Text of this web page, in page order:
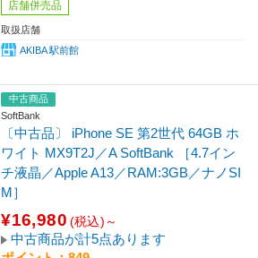
店舗併売品
取扱店舗
AKIBA 駅前館
中古商品
SoftBank
〔中古品〕 iPhone SE 第2世代 64GB ホ
ワイト MX9T2J／A SoftBank ［4.7イン
チ液晶／Apple A13／RAM:3GB／ナノSI
M］
¥16,980 (税込)～
中古商品が計5点あります